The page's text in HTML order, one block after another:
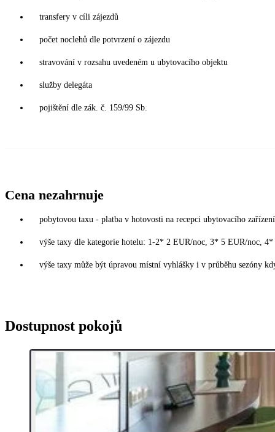
transfery v cíli zájezdů
počet noclehů dle potvrzení o zájezdu
stravování v rozsahu uvedeném u ubytovacího objektu
služby delegáta
pojištění dle zák. č. 159/99 Sb.
Cena nezahrnuje
pobytovou taxu - platba v hotovosti na recepci ubytovacího
výše taxy dle kategorie hotelu: 1-2* 2 EUR/noc, 3* 5 EUR/noc,
výše taxy může být úpravou místní vyhlášky i v průběhu sezóny
Dostupnost pokojů